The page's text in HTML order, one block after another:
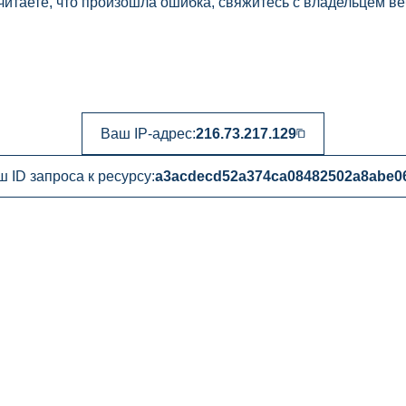
Ваш IP-адрес:216.73.217.129
ID запроса к ресурсу: